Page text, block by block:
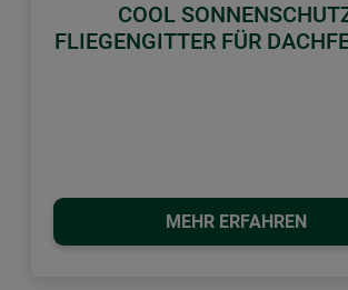
COOL
FLIEGENGITTER FÜR
MEHR ERFAHREN